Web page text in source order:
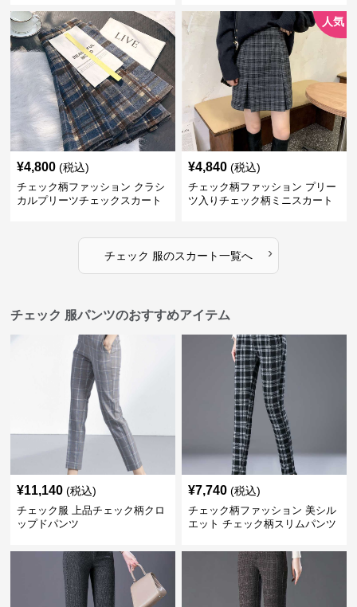
¥4,800 (税込)
チェック柄ファッション クラシ
カルプリーツチェックスカート
人気
¥4,840 (税込)
チェック柄ファッション プリー
ツ入りチェック柄ミニスカート
チェック 服のスカート一覧へ ›
チェック 服パンツのおすすめアイテム
¥11,140 (税込)
チェック服 上品チェック柄クロ
ップドパンツ
¥7,740 (税込)
チェック柄ファッション 美シル
エット チェック柄スリムパンツ